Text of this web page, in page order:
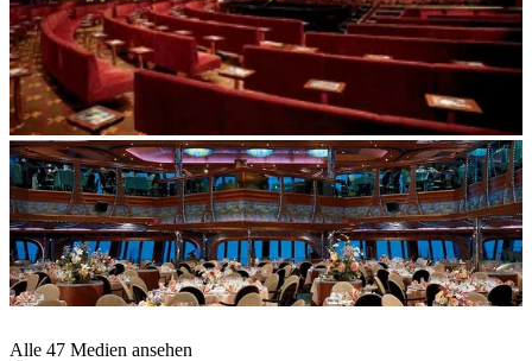
Alle 47 Medien ansehen